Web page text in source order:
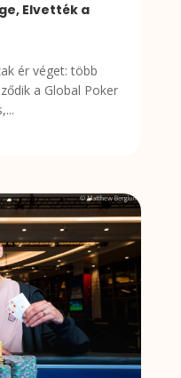
Elvették a
ér véget: több
a Global Poker